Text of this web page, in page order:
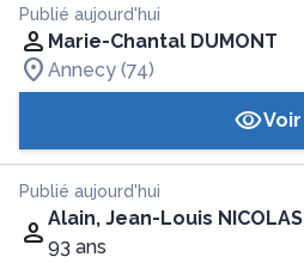
Publié aujourd'hui
Marie-Chantal DUMONT
Annecy (74)
Voir
Publié aujourd'hui
Alain, Jean-Louis NICOLAS
93 ans